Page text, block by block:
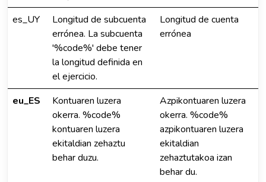
es_UY
Longitud de subcuenta
errónea. La subcuenta
'%code%' debe tener
la longitud definida en
el ejercicio.
Longitud de cuenta
errónea
eu_ES
Kontuaren luzera
okerra. %code%
kontuaren luzera
ekitaldian zehaztu
behar duzu.
Azpikontuaren luzera
okerra. %code%
azpikontuaren luzera
ekitaldian
zehaztutakoa izan
behar du.